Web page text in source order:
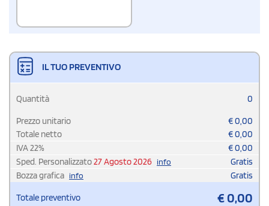
IL TUO PREVENTIVO
Quantità 0
Prezzo unitario €0,00
Totale netto
€0,00
IVA22% €0,00
Sped. Personalizzato27 Agosto 2026 info
Gratis
Bozza grafica info Gratis
Totale preventivo €0,00